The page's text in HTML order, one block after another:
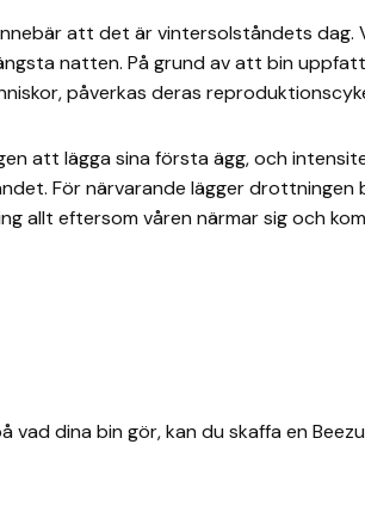
att det är vintersolståndets
natten. På grund av att bin
påverkas deras
att lägga sina första ägg, och
För närvarande lägger drottningen
allt eftersom våren närmar sig och
vad dina bin gör, kan du skaffa en